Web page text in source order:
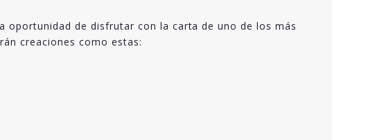
oportunidad de disfrutar con la carta de uno de los más
creaciones como estas: